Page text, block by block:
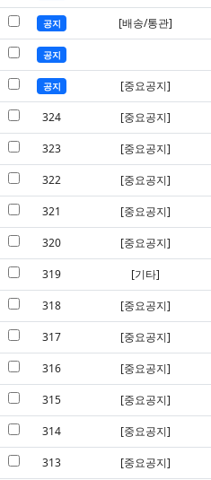
공지 [배송/통관]
공지
공지 [중요공지]
324 [중요공지]
323 [중요공지]
322 [중요공지]
321 [중요공지]
320 [중요공지]
319 [기타]
318 [중요공지]
317 [중요공지]
316 [중요공지]
315 [중요공지]
314 [중요공지]
313 [중요공지]